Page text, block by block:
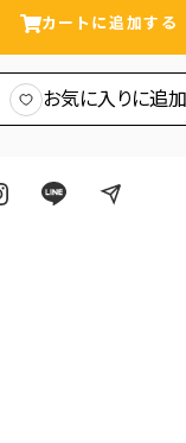
カートに追加する
お気に入りに追加